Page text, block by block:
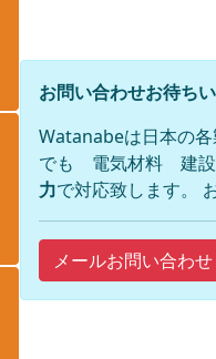
お問い合わせお待ち
Watanabeは日本の
でも 電気材料 建設
力で対応致します。
メールお問い合わせ